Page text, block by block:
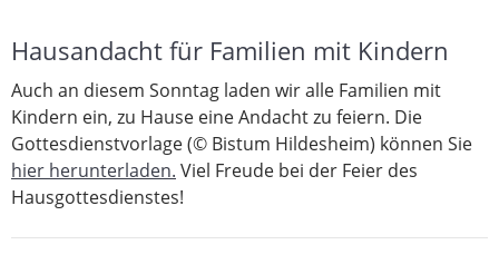
Hausandacht für Familien mit Kindern
Auch an diesem Sonntag laden wir alle Familien mit
Kindern ein, zu Hause eine Andacht zu feiern. Die
Gottesdienstvorlage (© Bistum Hildesheim) können Sie
hier herunterladen. Viel Freude bei der Feier des
Hausgottesdienstes!